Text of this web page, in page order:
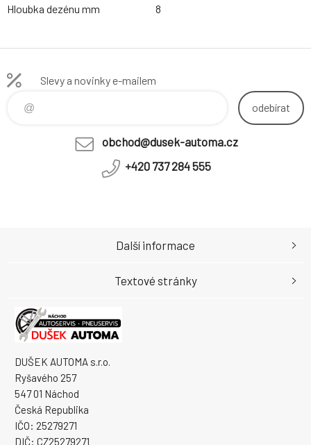
Hloubka dezénu mm
8
Slevy a novinky e-mailem
odebírat
obchod@dusek-automa.cz
+420 737 284 555
DUŠEK AUTOMA s.r.o.
Ryšavého 257
547 01 Náchod
Česká Republika
IČO: 25279271
DIČ: CZ25279271
Další informace
Textové stránky